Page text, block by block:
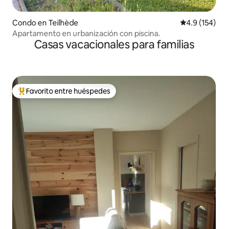
Condo en Teilhède Calificación
4.9 (154)
Apartamento en urbanización con piscina.
Casas vacacionales para familias
Favorito entre huéspedes preferido
Favorito entre huéspedes